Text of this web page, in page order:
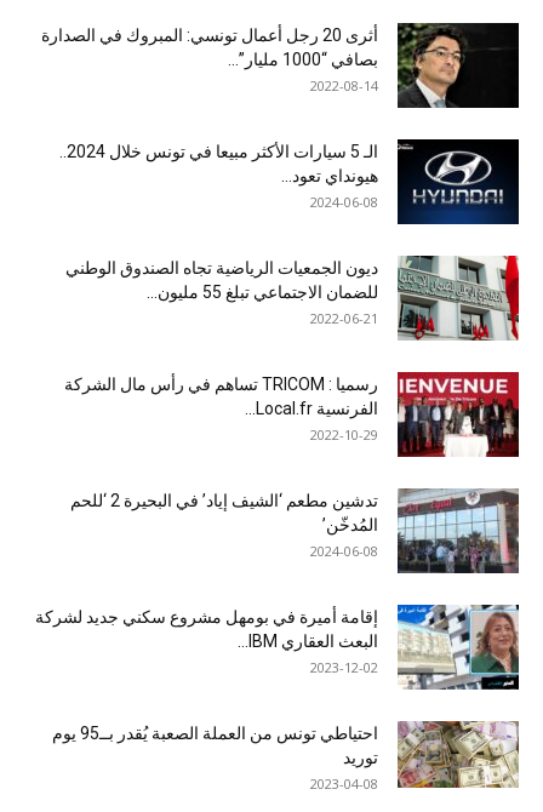
أثرى 20 رجل أعمال تونسي: المبروك في الصدارة
بصافي “1000 مليار”...
2022-08-14
هيونداي تعود...
2024-06-08
ديون الجمعيات الرياضية تجاه الصندوق الوطني
للضمان الاجتماعي تبلغ 55 مليون...
2022-06-21
رسميا : TRICOM تساهم في رأس مال الشركة
الفرنسية Local.fr...
2022-10-29
تدشين مطعم ‘الشيف إياد’ في البحيرة 2 ‘للحم
المُدخّن’
2024-06-08
إقامة أميرة في بومهل مشروع سكني جديد لشركة
البعث العقاري IBM...
2023-12-02
احتياطي تونس من العملة الصعبة يُقدر بــ95 يوم
توريد
2023-04-08